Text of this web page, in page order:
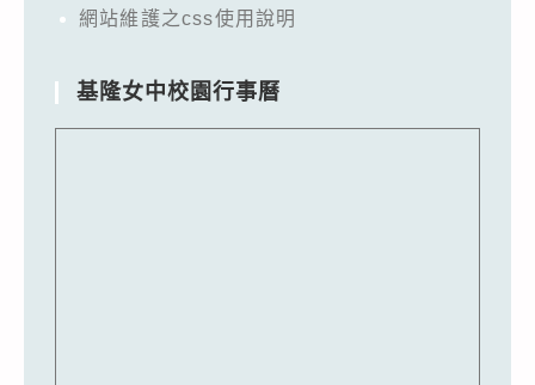
網站維護之css使用說明
基隆女中校園行事曆